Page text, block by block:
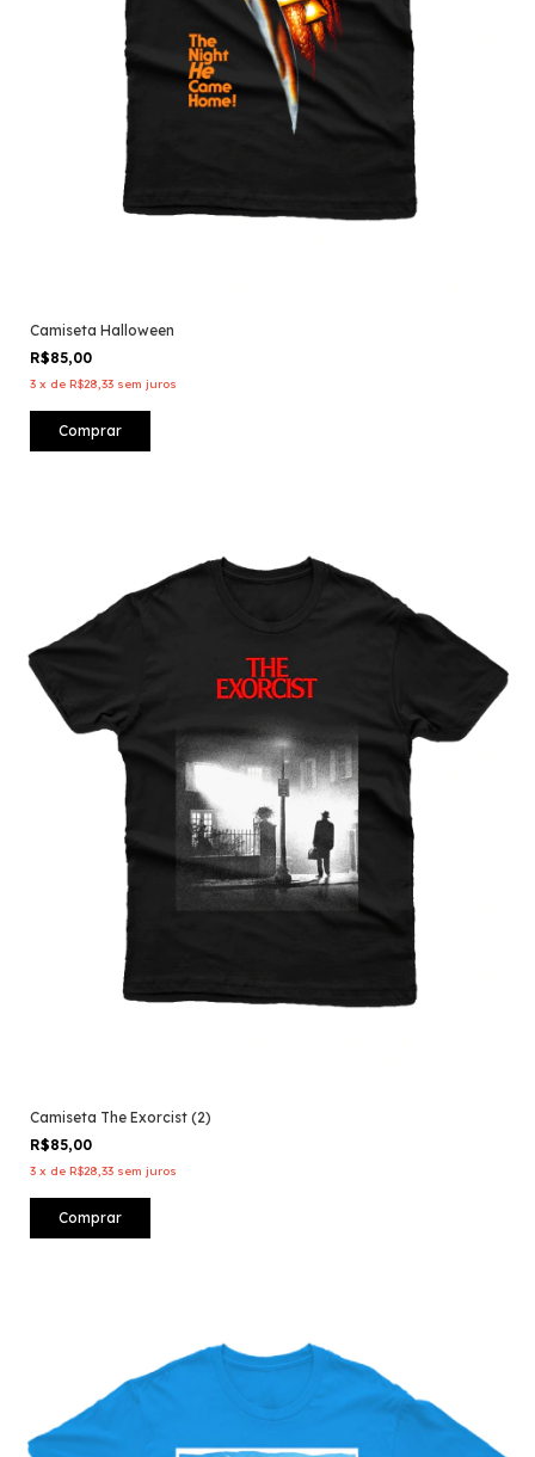
Camiseta Halloween
R$85,00
3 x de R$28,33 sem juros
Comprar
Camiseta The Exorcist (2)
R$85,00
3 x de R$28,33 sem juros
Comprar